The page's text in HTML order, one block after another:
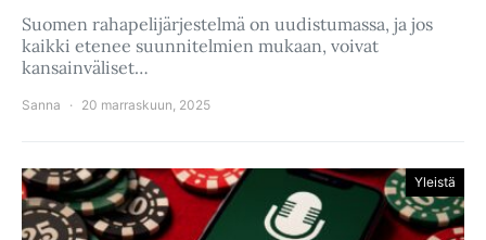
Suomen rahapelijärjestelmä on uudistumassa, ja jos
kaikki etenee suunnitelmien mukaan, voivat
kansainväliset…
Sanna 20 marraskuun, 2025
Yleistä